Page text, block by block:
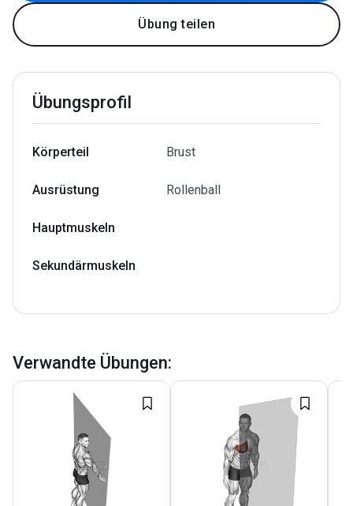
Übung teilen
Übungsprofil
Körperteil Brust
Ausrüstung Rollenball
Hauptmuskeln
Sekundärmuskeln
Verwandte Übungen: